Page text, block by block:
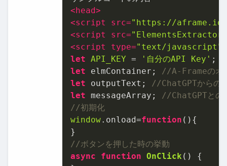
<head>
<script src="https://
<script src=
<script type="text/javascript"
let API_KEY = '⾃分のAPI Key'
let elmContainer; //A-Frameのオ
let outputText; //ChatGPTからの
let messageArray; //ChatGPTとの
//初期化
window. onload=function ( ){
//ボタンを押した時の挙動
async
function OnClick ( ) {